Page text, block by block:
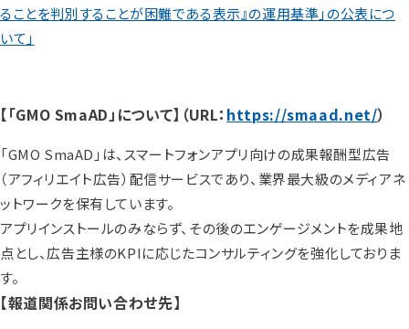
ることを判別することが困難である表示』の運用基準」の公表につ
いて」
【「GMO SmaAD」について】（URL： https://smaad.net/）
「GMO SmaAD」は、スマートフォンアプリ向けの成果報酬型広告
（アフィリエイト広告）配信サービスであり、業界最大級のメディアネ
ットワークを保有しています。
アプリインストールのみならず、その後のエンゲージメントを成果地
点とし、広告主様のKPIに応じたコンサルティングを強化しておりま
す。
【報道関係お問い合わせ先】